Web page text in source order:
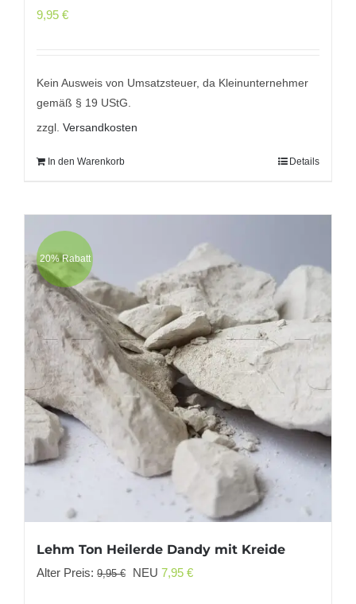
9,95 €
Kein Ausweis von Umsatzsteuer, da Kleinunternehmer
gemäß § 19 UStG.
zzgl. Versandkosten
In den Warenkorb Details
20% Rabatt
Lehm Ton Heilerde Dandy mit Kreide
Alter Preis: 9,95€
Ursprünglicher
NEU 7,95 €Aktueller